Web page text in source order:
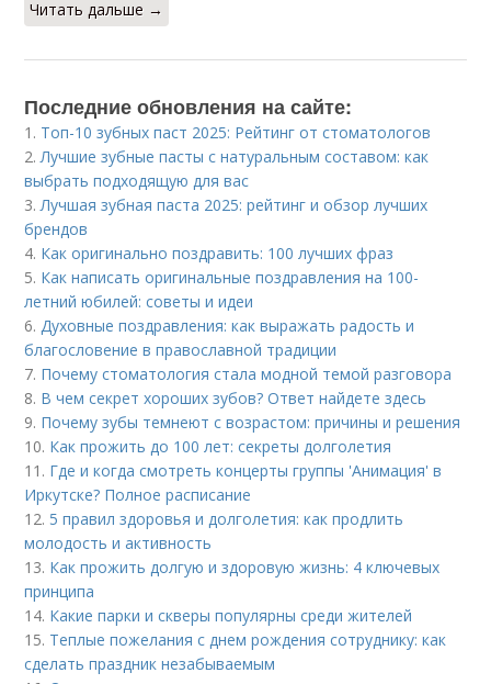
Читать дальше →
Последние обновления на сайте:
1. Топ-10 зубных паст 2025: Рейтинг от стоматологов
2.Лучшие зубные пасты с натуральным составом: как
выбрать подходящую для вас
3.Лучшая зубная паста 2025: рейтинг и обзор лучших
брендов
4. Как оригинально поздравить: 100 лучших фраз
5. Как написать оригинальные поздравления на 100-
летний юбилей: советы и идеи
6.Духовные поздравления: как выражать радость и
благословение в православной традиции
7. Почему стоматология стала модной темой разговора
8. В чем секрет хороших зубов? Ответ найдете здесь
9. Почему зубы темнеют с возрастом: причины и решения
10. Как прожить до 100 лет: секреты долголетия
11. Где и когда смотреть концерты группы 'Анимация' в
Иркутске? Полное расписание
12. 5 правил здоровья и долголетия: как продлить
молодость и активность
13. Как прожить долгую и здоровую жизнь: 4 ключевых
принципа
14. Какие парки и скверы популярны среди жителей
15. Теплые пожелания с днем рождения сотруднику: как
сделать праздник незабываемым